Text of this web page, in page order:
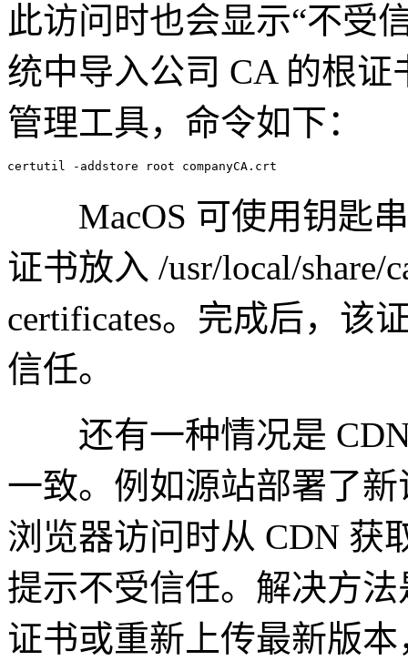
此访问时也会显示“不受
统中导入公司 CA 的根证
管理工具，命令如下：
MacOS 可使用钥匙串
证书放入 /usr/local/share/
certificates。完成后，该
信任。
还有一种情况是 CDN
一致。例如源站部署了
浏览器访问时从 CDN 获
提示不受信任。解决方
证书或重新上传最新版